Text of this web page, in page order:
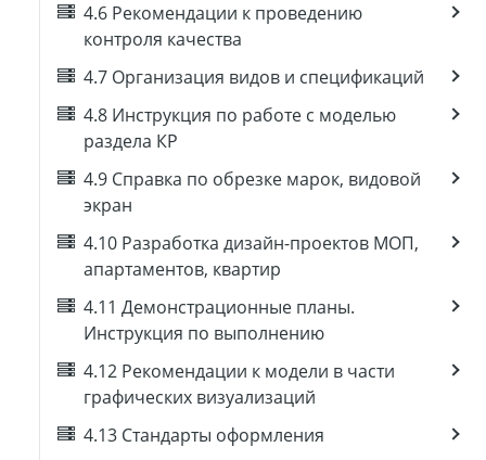
4.6 Рекомендации к проведению
контроля качества
4.7 Организация видов и спецификаций
4.8 Инструкция по работе с моделью
раздела КР
4.9 Справка по обрезке марок, видовой
экран
4.10 Разработка дизайн-проектов МОП,
апартаментов, квартир
4.11 Демонстрационные планы.
Инструкция по выполнению
4.12 Рекомендации к модели в части
графических визуализаций
4.13 Стандарты оформления